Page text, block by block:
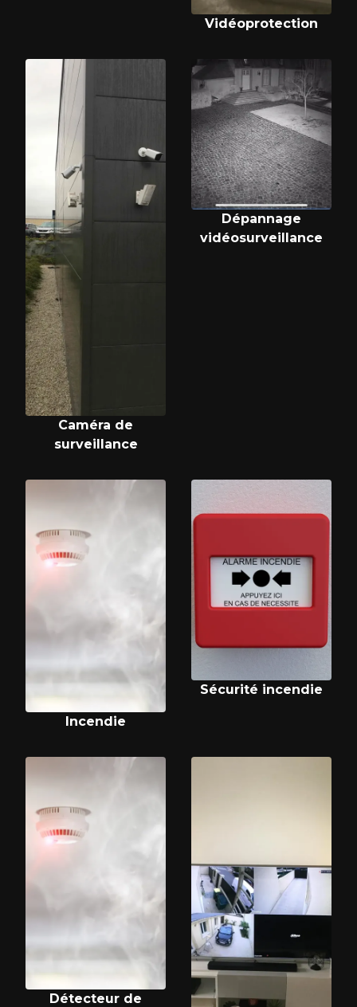
Vidéoprotection
Caméra de
surveillance
Dépannage
vidéosurveillance
Incendie
Sécurité incendie
Détecteur de